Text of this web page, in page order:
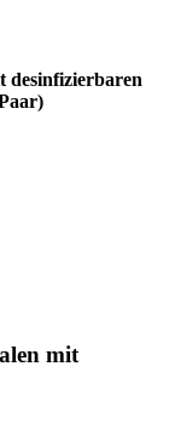
desinfizierbaren
mit